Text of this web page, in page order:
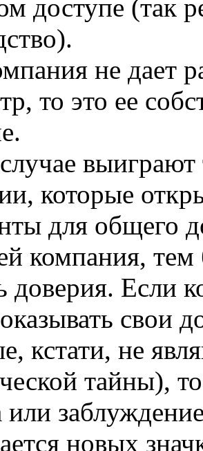
доступе (так
не дает
то это ее
выиграют
которые
для общего
компания,
доверия. Если
свои
кстати, не
тайны),
новых